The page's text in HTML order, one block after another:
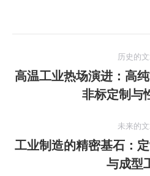
章
历史的
历
史
文
章
高温工业热场演进：高
非标定制与
未来的
未
来
工业制造的精密基石：
与成型